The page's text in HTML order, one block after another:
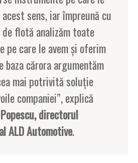
sens, iar împreună cu
de flotă analizăm toate
pe care le avem și oferim
baza cărora argumentăm
mai potrivită soluție
companiei”, explică
directorul
ALD Automotive.